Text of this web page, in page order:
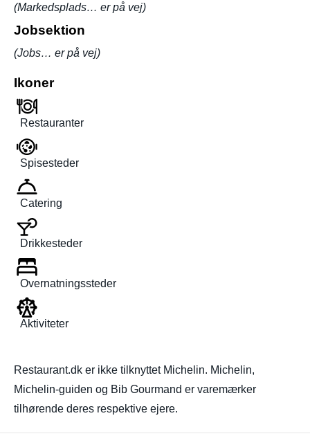
(Markedsplads… er på vej)
Jobsektion
(Jobs… er på vej)
Ikoner
Restauranter
Spisesteder
Catering
Drikkesteder
Overnatningssteder
Aktiviteter
Restaurant.dk er ikke tilknyttet Michelin. Michelin,
Michelin-guiden og Bib Gourmand er varemærker
tilhørende deres respektive ejere.